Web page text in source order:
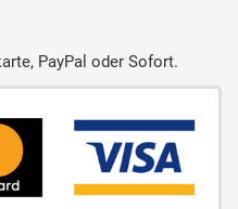
PayPal oder Sofort.